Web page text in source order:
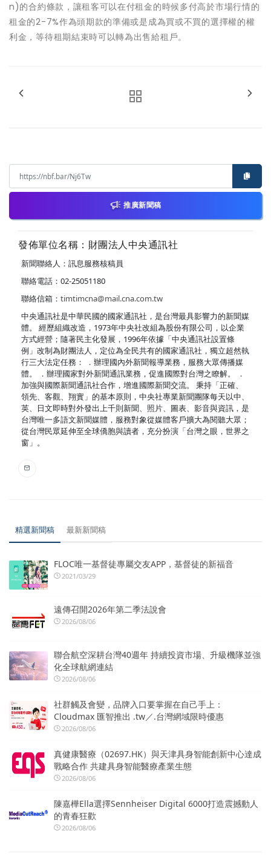
n)的合約條款，讓租客可以在付租金的時候多付高於市場行情的
租金的2-7%作為頭期款的準備或是成為買或不買的選擇權的權
利金，等待租期結束時可以轉為出售給租戶。
推廣新聞稿
發佈單位名稱：財團法人中央通訊社
新聞聯絡人：訊息服務核稿員
聯絡電話：02-25051180
聯絡信箱： timtimcna@mail.cna.com.tw
中央通訊社是中華民國的國家通訊社，是台灣最具影響力的新聞媒
體。 經歷組織改造，1973年中央社改組為股份有限公司，以企業
方式經營；隨著民主化發展，1996年依據「中央通訊社設置條
例」改制為財團法人，定位為全民共有的國家通訊社，獨立超然執
行三大法定任務： ．辦理國內外新聞報導業務，服務大眾傳播媒
體。 ．辦理國家對外新聞通訊業務，促進國際對台灣之瞭解。 ．
加強與國際新聞通訊社合作，增進國際新聞交流。 秉持「正確、
領先、客觀、翔實」的基本原則，中央社專業新聞團隊每天以中、
英、日文即時對外發出上千則新聞、照片、圖表、影音與資訊，是
台灣唯一多語文新聞媒體，服務對象從媒體客戶擴大為閱聽大眾；
從台灣民眾延伸至全球僑胞與讀者，充分扮演「台灣之眼，世界之
窗」。
精選新聞稿 最新新聞稿
FLOC唯一基督徒專屬交友APP，基督徒的新福音
2021/03/29
遠傳召開2026年第二季法說會
2026/08/06
聯合航空深耕台灣40週年 持續投資市場、升級機隊並強
化全球航網連結
2026/08/06
社群觸及會變，品牌入口要掌握在自己手上：
Cloudmax 匯智推出 .tw／.台灣網域限時優惠
2026/08/06
真健康醫療（02697.HK）與天津具身智能創新中心達成
戰略合作 共建具身智能醫療產業生態
2026/08/06
陳嘉樺Ella選擇Sennheiser Digital 6000打造震撼動人
的青春狂歡
2026/08/06